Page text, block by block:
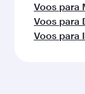
Voos para
Voos para
Voos para